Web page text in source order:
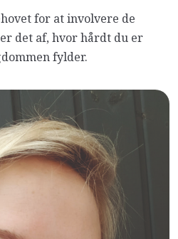
for at involvere de
det af, hvor hårdt du er
fylder.